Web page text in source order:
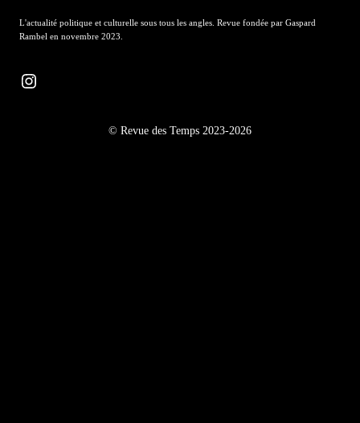
L'actualité politique et culturelle sous tous les angles. Revue fondée par Gaspard
Rambel en novembre 2023.
Instagram
© Revue des Temps 2023-2026